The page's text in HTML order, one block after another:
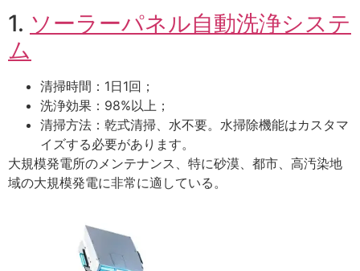
1. ソーラーパネル自動洗浄システ
ム
清掃時間：1日1回；
洗浄効果：98%以上；
清掃方法：乾式清掃、水不要。水掃除機能はカスタマ
イズする必要があります。
大規模発電所のメンテナンス、特に砂漠、都市、高汚染地
域の大規模発電に非常に適している。